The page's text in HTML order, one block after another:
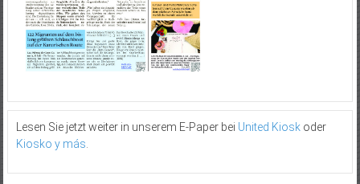
Lesen Sie jetzt weiter in unserem E-Paper bei United Kioskoder
Kiosko y más